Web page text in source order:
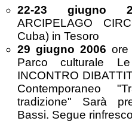
22-23 giugno
ARCIPELAGO
Cuba) in Tesoro
29 giugno 2006 ore
Parco culturale
INCONTRO
Contemporaneo
tradizione" Sarà
Bassi. Segue